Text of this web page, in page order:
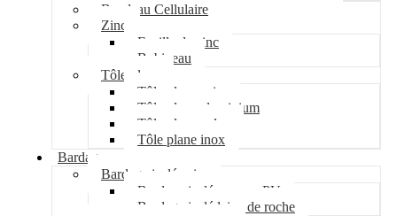
Bandeau Cellulaire
Zinc
Feuille de zinc
Bobineau
Tôle plane
Tôle plane acier
Tôle plane aluminium
Tôle plane galva
Tôle plane inox
Bardage
Bardage isolé acier
Bardage isolé mousse PU
Bardage isolé laine de roche